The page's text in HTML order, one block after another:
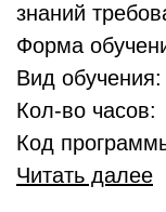
знаний
Форма
Вид
Кол-во часов:
Код
Читать далее